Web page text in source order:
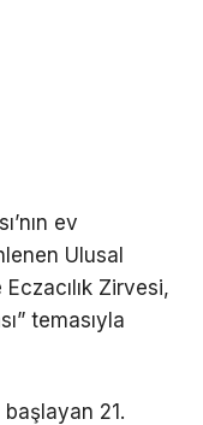
ev
Ulusal
Zirvesi,
temasıyla
21.